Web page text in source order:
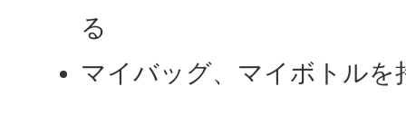
る
マイバッグ、マイボトルを